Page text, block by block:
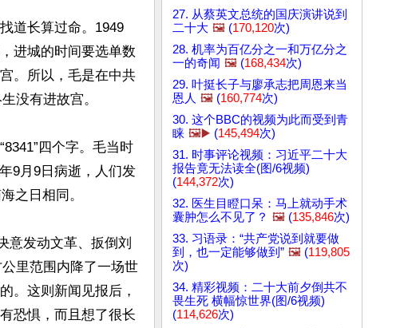
道长算过命。1949
进城的时间要选单数
。所以，毛是在中共
没有进故宫。
四个字。毛当时
9月9日病逝，人们发
之日相同。
意发动文革、扳倒刘
里范围内降了一场世
。这则新闻见报后，
恐惧，而且想了很长
27. 从蔡英文总统的国庆演讲说到
二十大 🖼️ (170,120次)
28. 机率为百亿分之一和万亿分之
一的奇闻 🖼️ (168,434次)
29. 叶挺长子与廖承志把周恩来当
恩人 🖼️ (160,774次)
30. 这个BBC的视频为此而受到青
睐 🖼️▶️ (145,494次)
31. 时事评论视频：习近平二十大
报告竟无法读全(图/6视频)
(144,372次)
32. 医生目瞪口呆：马上就动手术
囊肿怎么不见了？ 🖼️ (135,846次)
33. 习语录：“共产党说到就要做
到，也一定能够做到” 🖼️ (119,805
次)
34. 精彩视频：二十大前夕倒共不
畏生死 横幅惊世界(图/6视频)
(114,626次)